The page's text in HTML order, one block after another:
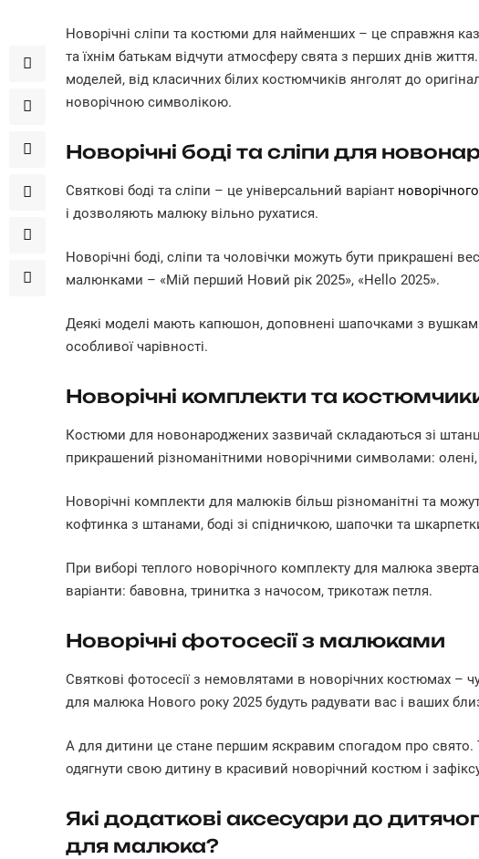
Новорічні сліпи та костюми для найменших – це справжня
та їхнім батькам відчути атмосферу свята з перших днів
моделей, від класичних білих костюмчиків янголят до
новорічною символікою.
Новорічні боді та сліпи для
Святкові боді та сліпи – це універсальний варіант
і дозволяють малюку вільно рухатися.
Новорічні боді, сліпи та чоловічки можуть бути прикрашені
малюнками – «Мій перший Новий рік 2025», «Hello 2025».
Деякі моделі мають капюшон, доповнені шапочками з
особливої чарівності.
Новорічні комплекти та
Костюми для новонароджених зазвичай складаються зі
прикрашений різноманітними новорічними символами: олені,
Новорічні комплекти для малюків більш різноманітні та
кофтинка з штанами, боді зі спідничкою, шапочки та
При виборі теплого новорічного комплекту для малюка
варіанти: бавовна, тринитка з начосом, трикотаж петля.
Новорічні фотосесії з малюками
Святкові фотосесії з немовлятами в новорічних костюмах –
для малюка Нового року 2025 будуть радувати вас і ваших
А для дитини це стане першим яскравим спогадом про свято.
одягнути свою дитину в красивий новорічний костюм і
Які додаткові аксесуари до
для малюка?